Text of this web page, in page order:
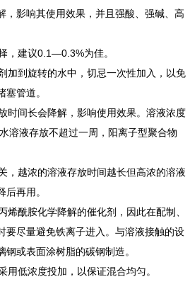
，影响其使用效果，并且强酸、强碱、高
建议0.1—0.3%为佳。
到旋转的水中，切忌一次性加入，以免
管道。
间长会降解，影响使用效果。溶液浓度
溶液存放不超过一周，阳离子型聚合物
越浓的溶液存放时间越长但高浓的溶液
再用。
酰胺化学降解的催化剂，因此在配制、
要尽量避免铁离子进入。与溶液接触的设
或表面涂树脂的碳钢制造。
低浓度投加，以保证混合均匀。